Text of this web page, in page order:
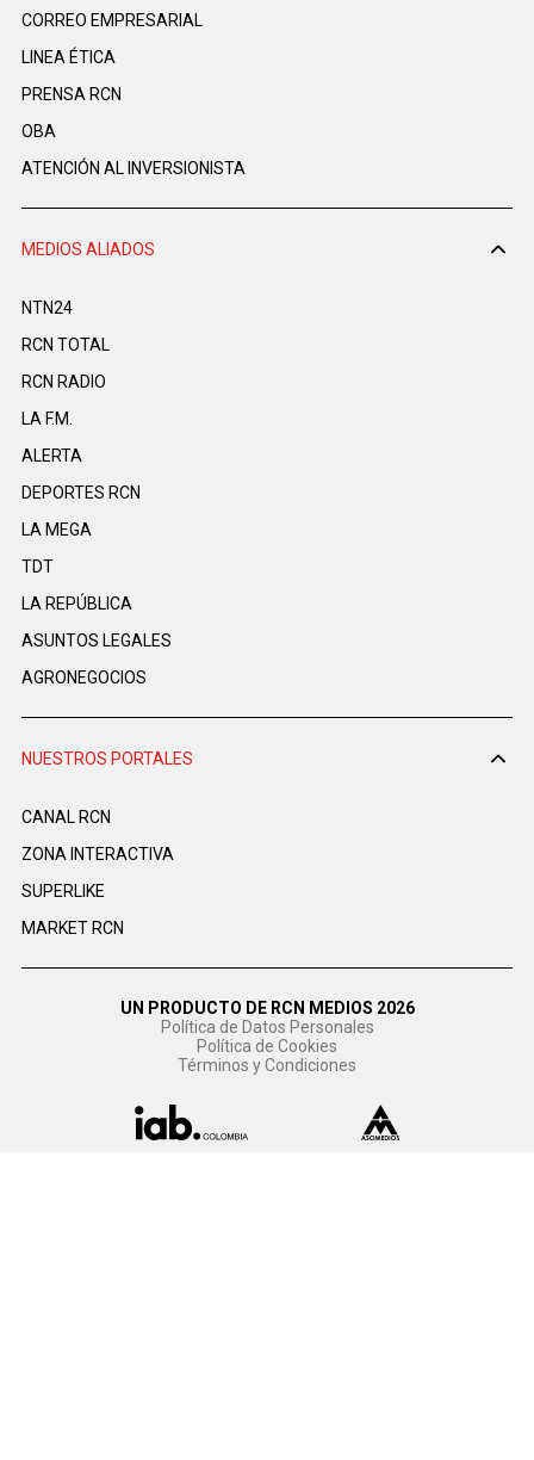
CORREO EMPRESARIAL
LINEA ÉTICA
PRENSA RCN
OBA
ATENCIÓN AL INVERSIONISTA
MEDIOS ALIADOS
NTN24
RCN TOTAL
RCN RADIO
LA F.M.
ALERTA
DEPORTES RCN
LA MEGA
TDT
LA REPÚBLICA
ASUNTOS LEGALES
AGRONEGOCIOS
NUESTROS PORTALES
CANAL RCN
ZONA INTERACTIVA
SUPERLIKE
MARKET RCN
UN PRODUCTO DE RCN MEDIOS 2026
Política de Datos Personales
Política de Cookies
Términos y Condiciones